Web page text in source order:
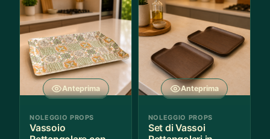
Anteprima
NOLEGGIO PROPS
Vassoio
Anteprima
NOLEGGIO PROPS
Set di Vassoi